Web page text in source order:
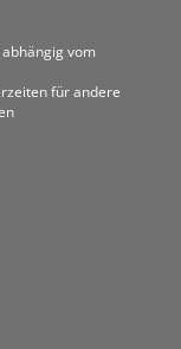
vom
für andere